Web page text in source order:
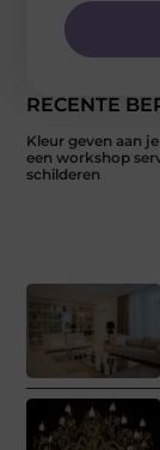
RECENTE
Kleur geven aan
een workshop
schilderen